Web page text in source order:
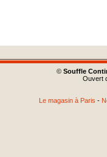
© Souffle
Ouvert
Le magasin à Paris -